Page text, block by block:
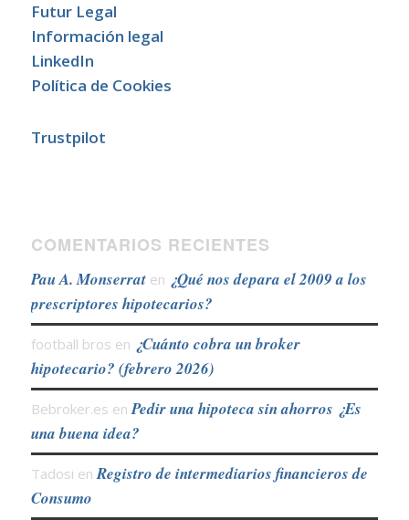
Futur Legal
Información legal
LinkedIn
Política de Cookies
Trustpilot
COMENTARIOS RECIENTES
Pau A. Monserraten ¿Qué nos depara el 2009 a los
prescriptores hipotecarios?
football bros en ¿Cuánto cobra un broker
hipotecario? (febrero 2026)
Bebroker.es en Pedir una hipoteca sin ahorros ¿Es
una buena idea?
Tadosi en Registro de intermediarios financieros de
Consumo